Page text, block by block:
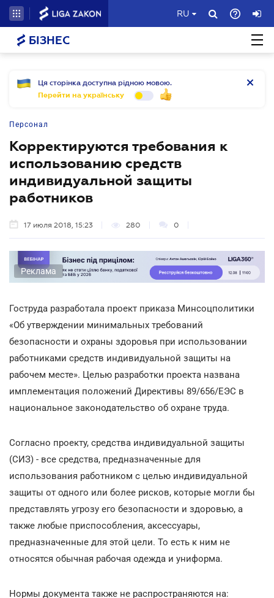
RU
БІЗНЕС
Ця сторінка доступна рідною мовою.
Перейти на українську
Персонал
Корректируются требования к
использованию средств
индивидуальной защиты
работников
17 июля 2018, 15:23 280 0
Реклама
Гоструда разработала проект приказа Минсоцполитики
«Об утверждении минимальных требований
безопасности и охраны здоровья при использовании
работниками средств индивидуальной защиты на
рабочем месте». Целью разработки проекта названа
имплементация положений Директивы 89/656/ЕЭС в
национальное законодательство об охране труда.
Согласно проекту, средства индивидуальной защиты
(СИЗ) - все средства, предназначенные для
использования работником с целью индивидуальной
защиты от одного или более рисков, которые могли бы
представлять угрозу его безопасности и здоровью, а
также любые приспособления, аксессуары,
предназначенные для этой цели. То есть к ним не
относятся обычная рабочая одежда и униформа.
Нормы документа также не распространяются на: